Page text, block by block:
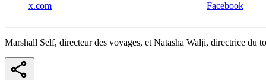
x.com Facebook
Marshall Self, directeur des voyages, et Natasha Walji, directrice du